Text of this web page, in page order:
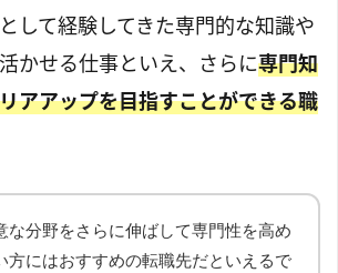
して経験してきた専門的な知識や
かせる仕事といえ、さらに専門知
アアップを目指すことができる職
な分野をさらに伸ばして専門性を高め
方にはおすすめの転職先だといえるで